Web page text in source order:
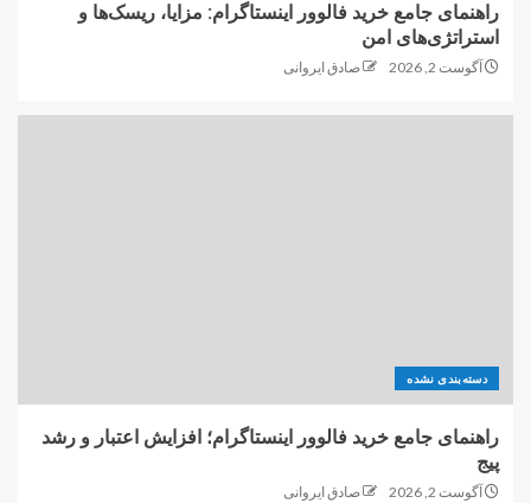
راهنمای جامع خرید فالوور اینستاگرام: مزایا، ریسک‌ها و
استراتژی‌های امن
آگوست 2, 2026 صادق ایروانی
دسته‌بندی نشده
راهنمای جامع خرید فالوور اینستاگرام؛ افزایش اعتبار و رشد
پیج
آگوست 2, 2026 صادق ایروانی